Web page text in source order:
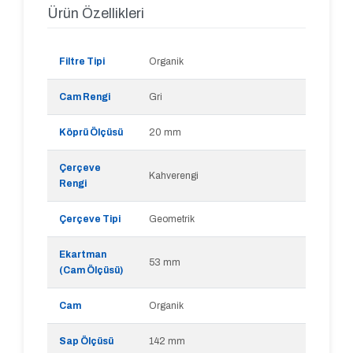
Ürün Özellikleri
Filtre Tipi Organik
Cam Rengi Gri
Köprü Ölçüsü 20 mm
Çerçeve
Rengi
Kahverengi
Çerçeve Tipi Geometrik
Ekartman
(Cam Ölçüsü)
53 mm
Cam Organik
Sap Ölçüsü 142 mm